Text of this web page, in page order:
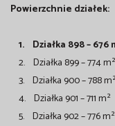
Powierzchnie działek:
1. Działka 898 – 676
2. Działka 899 – 774 m²
3. Działka 900 – 788 m²
4. Działka 901 – 711 m²
5. Działka 902 – 776 m²